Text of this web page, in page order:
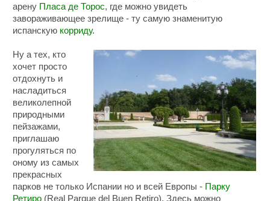
арену Пласа де Торос, где можно увидеть
завораживающее зрелище - ту самую знаменитую
испанскую корриду.
Ну а тех, кто
хочет просто
отдохнуть и
насладиться
великолепной
природными
пейзажами,
приглашаю
прогуляться по
оному из самых
прекрасных
парков не только Испании но и всей Европы - Парку
Ретиро (Real Parque del Buen Retiro). Здесь можно